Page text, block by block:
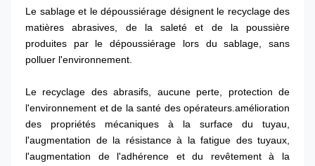
Le sablage et le dépoussiérage désignent le recyclage des
matières abrasives, de la saleté et de la poussière
produites par le dépoussiérage lors du sablage, sans
polluer l'environnement.
Le recyclage des abrasifs, aucune perte, protection de
l'environnement et de la santé des opérateurs.amélioration
des propriétés mécaniques à la surface du tuyau,
l'augmentation de la résistance à la fatigue des tuyaux,
l'augmentation de l'adhérence et du revêtement à la